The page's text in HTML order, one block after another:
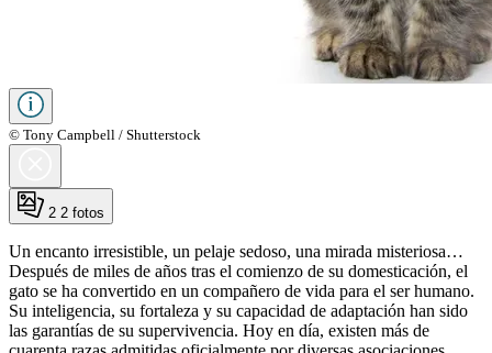
© Tony Campbell / Shutterstock
2 2 fotos
Un encanto irresistible, un pelaje sedoso, una mirada misteriosa…
Después de miles de años tras el comienzo de su domesticación, el
gato se ha convertido en un compañero de vida para el ser humano.
Su inteligencia, su fortaleza y su capacidad de adaptación han sido
las garantías de su supervivencia. Hoy en día, existen más de